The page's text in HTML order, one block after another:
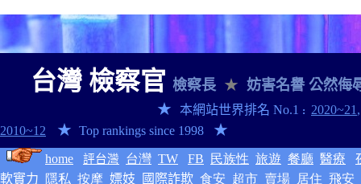
台灣 檢察官 檢察長 ★ 妨害名譽 公然侮
★
本網站世界排名 No.1 : 2020~21
2010~12
★ Top rankings since 1998 ★
home 評台灣 台灣 TW FB 民族性 旅遊 餐廳 醫療
軟實力
隱私 按摩 嫖妓 國際詐欺 食安 超市 賣場 居住 飛安